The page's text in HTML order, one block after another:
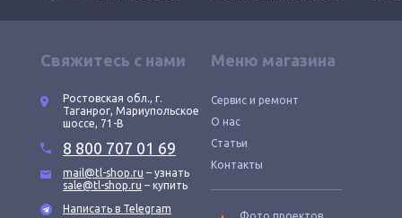
Свяжитесь с нами
Ростовская обл., г.
Таганрог, Мариупольское
шоссе, 71-В
8 800 707 01 69
mail@tl-shop.ru – узнать
sale@tl-shop.ru – купить
Написать в Telegram
Меню магазина
Сервис и ремонт
О нас
Статьи
Контакты